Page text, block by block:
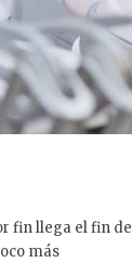
fin llega el fin de
más